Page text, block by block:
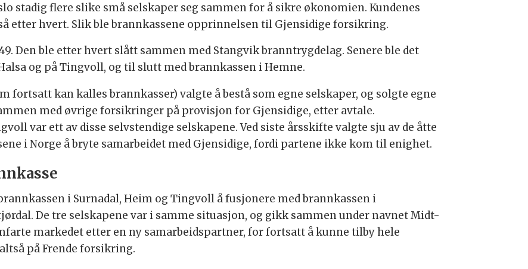
stadig flere slike små selskaper seg sammen for å sikre økonomien. Kundenes
etter hvert. Slik ble brannkassene opprinnelsen til Gjensidige forsikring.
Den ble etter hvert slått sammen med Stangvik branntrygdelag. Senere ble det
og på Tingvoll, og til slutt med brannkassen i Hemne.
fortsatt kan kalles brannkasser) valgte å bestå som egne selskaper, og solgte egne
med øvrige forsikringer på provisjon for Gjensidige, etter avtale.
var ett av disse selvstendige selskapene. Ved siste årsskifte valgte sju av de åtte
i Norge å bryte samarbeidet med Gjensidige, fordi partene ikke kom til enighet.
i Surnadal, Heim og Tingvoll å fusjonere med brannkassen i
De tre selskapene var i samme situasjon, og gikk sammen under navnet Midt-
markedet etter en ny samarbeidspartner, for fortsatt å kunne tilby hele
på Frende forsikring.